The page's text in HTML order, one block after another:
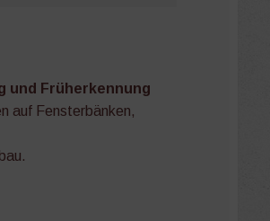
und Früherkennung
auf Fensterbänken,